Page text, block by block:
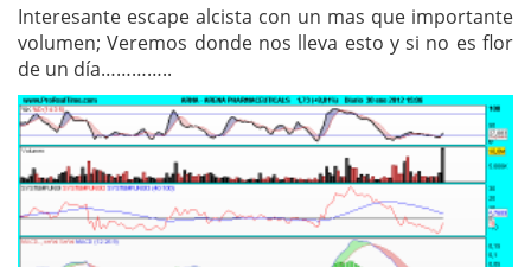
Interesante escape alcista con un mas que importante
volumen; Veremos donde nos lleva esto y si no es flor
de un día…………..